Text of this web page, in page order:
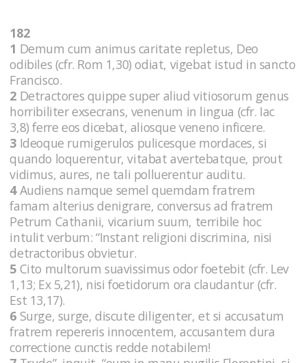
182
1 Demum cum animus caritate repletus, Deo
odibiles (cfr. Rom 1,30) odiat, vigebat istud in sancto
Francisco.
2 Detractores quippe super aliud vitiosorum genus
horribiliter exsecrans, venenum in lingua (cfr. Iac
3,8) ferre eos dicebat, aliosque veneno inficere.
3 Ideoque rumigerulos pulicesque mordaces, si
quando loquerentur, vitabat avertebatque, prout
vidimus, aures, ne tali polluerentur auditu.
4Audiens namque semel quemdam fratrem
famam alterius denigrare, conversus ad fratrem
Petrum Cathanii, vicarium suum, terribile hoc
intulit verbum: “Instant religioni discrimina, nisi
detractoribus obvietur.
5 Cito multorum suavissimus odor foetebit (cfr. Lev
1,13; Ex 5,21), nisi foetidorum ora claudantur (cfr.
Est 13,17).
6 Surge, surge, discute diligenter, et si accusatum
fratrem repereris innocentem, accusantem dura
correctione cunctis redde notabilem!